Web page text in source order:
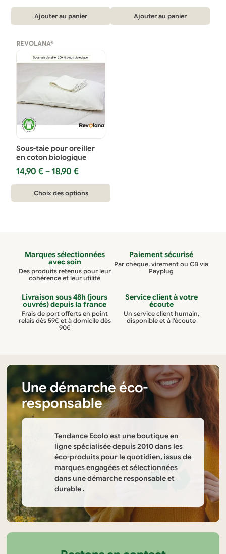
Ajouter au panier Ajouter au panier
REVOLANA®
Sous-taie pour oreiller
en coton biologique
14,90€ –18,90€
Plage
prix :
14,90 €
Choix des options
produit
options
peuvent
être
choisies
sur
Marques sélectionnées
avec soin
Des produits retenus pour leur
cohérence et leur utilité
Paiement sécurisé
Par chèque, virement ou CB via
Payplug
Livraison sous 48h (jours
ouvrés) depuis la france
Frais de port offerts en point
relais dès 59€ et à domicile dès
90€
Service client à votre
écoute
Un service client humain,
disponible et à l’écoute
Informations
sur
Une démarche éco-
responsable
Tendance Ecolo est une boutique en
ligne spécialisée depuis 2010 dans les
éco-produits pour le quotidien, issus de
marques engagées et sélectionnées
dans une démarche responsable et
durable .